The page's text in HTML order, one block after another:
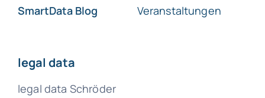
SmartData Blog
Veranstaltungen
legal data
legal data Schröder